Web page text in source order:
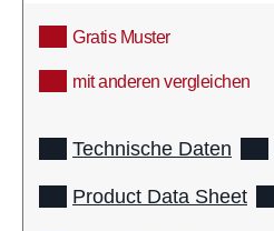
Gratis Muster
mit anderen vergleichen
Technische Daten
Product Data Sheet